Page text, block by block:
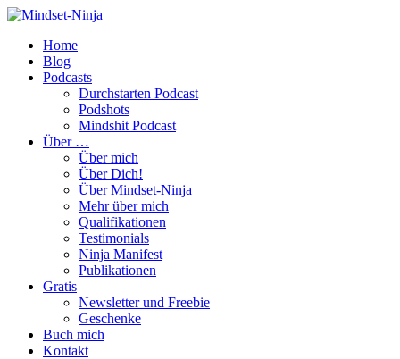
Home
Blog
Podcasts
Durchstarten Podcast
Podshots
Mindshit Podcast
Über …
Über mich
Über Dich!
Über Mindset-Ninja
Mehr über mich
Qualifikationen
Testimonials
Ninja Manifest
Publikationen
Gratis
Newsletter und Freebie
Geschenke
Buch mich
Kontakt